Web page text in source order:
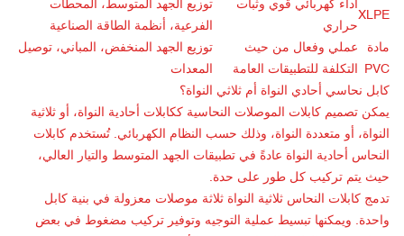
XLPE
أداء كهربائي قوي وثبات
حراري
توزيع الجهد المتوسط، المحطات
الفرعية، أنظمة الطاقة الصناعية
مادة
PVC
عملي وفعال من حيث
التكلفة للتطبيقات العامة
توزيع الجهد المنخفض، المباني، توصيل
المعدات
كابل نحاسي أحادي النواة أم ثلاثي النواة؟
يمكن تصميم كابلات الموصلات النحاسية ككابلات أحادية النواة، أو ثلاثية
النواة، أو متعددة النواة، وذلك حسب النظام الكهربائي. تُستخدم كابلات
النحاس أحادية النواة عادةً في تطبيقات الجهد المتوسط والتيار العالي،
حيث يتم تركيب كل طور على حدة.
تدمج كابلات النحاس ثلاثية النواة ثلاثة موصلات معزولة في بنية كابل
واحدة. ويمكنها تبسيط عملية التوجيه وتوفير تركيب مضغوط في بعض